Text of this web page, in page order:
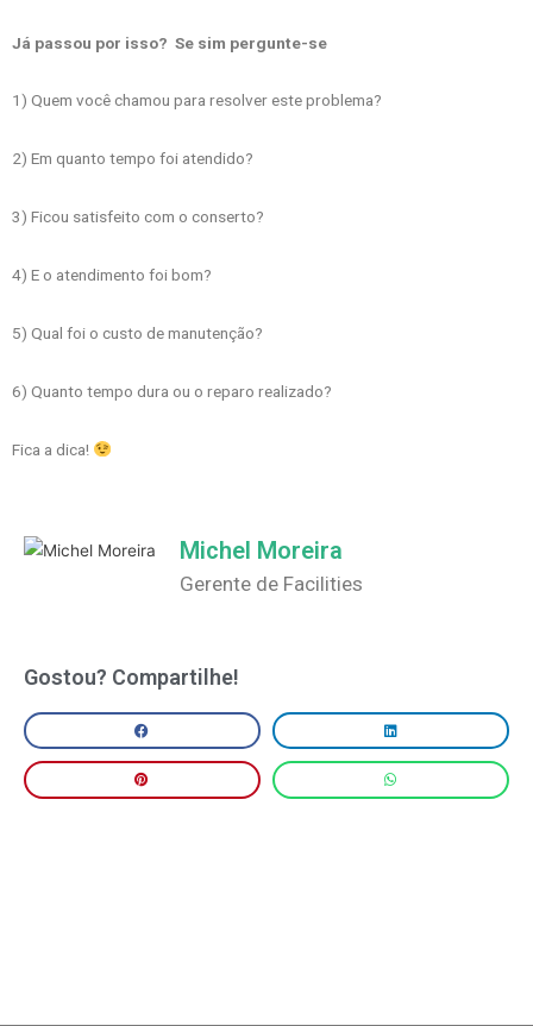
Já passou por isso? Se sim pergunte-se
1) Quem você chamou para resolver este problema?
2) Em quanto tempo foi atendido?
3) Ficou satisfeito com o conserto?
4) E o atendimento foi bom?
5) Qual foi o custo de manutenção?
6) Quanto tempo dura ou o reparo realizado?
Fica a dica!
Michel Moreira
Gerente de Facilities
Gostou? Compartilhe!